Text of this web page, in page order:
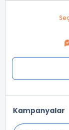
Kampanyalar